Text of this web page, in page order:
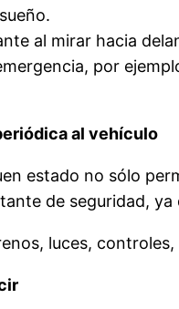
al mirar hacia
por
al vehículo
estado no sólo
de seguridad,
luces,